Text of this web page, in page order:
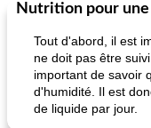
Nutrition pour
Tout d'abord, il est
ne doit pas être
important de savoir
d'humidité. Il est
de liquide par jour.